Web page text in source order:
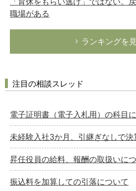
職場がある
ランキングを
注目の相談スレッド
電子証明書（電子入札用）の科目
未経験入社3か月、引継ぎなしで
昇任役員の給料、報酬の取扱いに
振込料を加算しての引落について